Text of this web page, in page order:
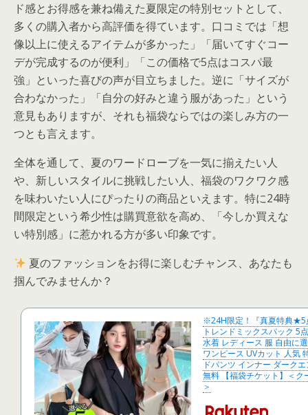
ド感とお得感を兼ね備えた夏限定の特別セットとして、
多くの購入者から高評価を得ています。口コミでは「想
像以上に使えるアイテムが多かった」「届いてすぐコー
デが完成するのが便利」「この価格で5点はコスパ最
強」といった喜びの声が目立ちました。逆に「サイズが
合わなかった」「自分の好みと違う服があった」という
意見もありますが、それも福袋ならではの楽しみ方の一
つとも言えます。
全体を通して、夏のワードローブを一気に揃えたい人
や、新しいスタイルに挑戦したい人、福袋のワクワク感
を味わいたい人にぴったりの商品といえます。特に24時
間限定という希少性は購買意欲を高め、「今しか買えな
い特別感」に惹かれる方が多い印象です。
夏のファッションをお得に楽しむチャンス、あなたも
掴んでみませんか？
※24H限定！『真夏特典★5
トレンドミックスパック 5
水着 レディース 服 自由に選
ワンピース UVカット 人気
ドパンツ インナー ダーク
無料 【福袋チケット】＜ク
＞